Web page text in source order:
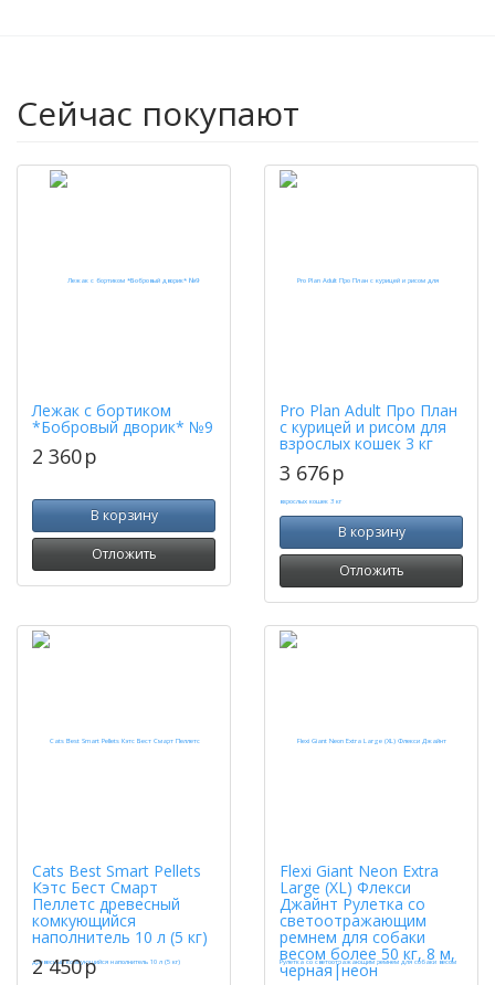
Сейчас покупают
Лежак с бортиком
*Бобровый дворик* №9
2 360p
В корзину
Отложить
Pro Plan Adult Про План
с курицей и рисом для
взрослых кошек 3 кг
3 676p
В корзину
Отложить
Cats Best Smart Pellets
Кэтс Бест Смарт
Пеллетс древесный
комкующийся
наполнитель 10 л (5 кг)
2 450p
Flexi Giant Neon Extra
Large (XL) Флекси
Джайнт Рулетка со
светоотражающим
ремнем для собаки
весом более 50 кг, 8 м,
черная|неон